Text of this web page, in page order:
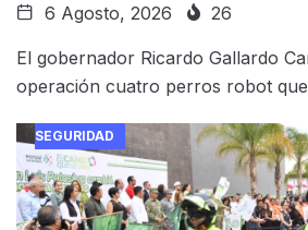
6 Agosto, 2026 26
El gobernador Ricardo Gallardo
operación cuatro perros robot
SEGURIDAD